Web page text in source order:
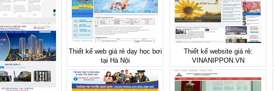
Thiết kế web giá rẻ dạy học bơi
tại Hà Nội
Thiết kế website giá rẻ:
VINANIPPON.VN